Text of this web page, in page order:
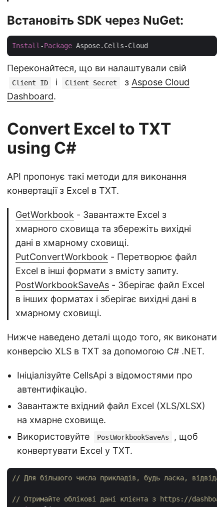
Встановіть SDK через NuGet:
Install -Package
Переконайтеся, що ви налаштували свій
Client ID і Client Secret з Aspose Cloud
Dashboard.
Convert Excel to TXT
using C#
API пропонує такі методи для виконання
конвертації з Excel в TXT.
GetWorkbook - Завантажте Excel з
хмарного сховища та збережіть вихідні
дані в хмарному сховищі.
PutConvertWorkbook - Перетворює файл
Excel в інші формати з вмісту запиту.
PostWorkbookSaveAs - Зберігає файл Excel
в інших форматах і зберігає вихідні дані в
хмарному сховищі.
Нижче наведено деталі щодо того, як виконати
конверсію XLS в TXT за допомогою C# .NET.
Ініціалізуйте CellsApi з відомостями про
автентифікацію.
Завантажте вхідний файл Excel (XLS/XLSX)
на хмарне сховище.
Використовуйте
PostWorkbookSaveAs
, щоб
конвертувати Excel у TXT.
// Для більшого числа прикладів, будь ласка,
// Отримайте облікові дані клієнта з https://